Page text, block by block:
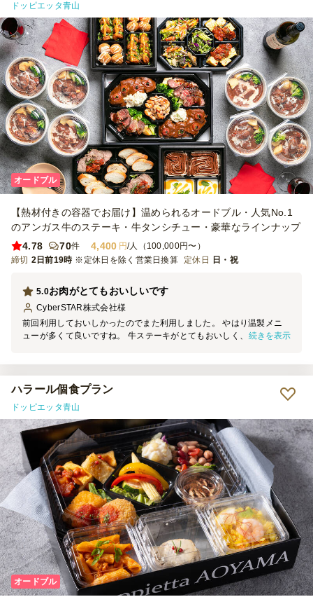
ドッピエッタ青山
オードブル
【熱材付きの容器でお届け】温められるオードブル・人気No.1
のアンガス牛のステーキ・牛タンシチュー・豪華なラインナップ
4.78
70件 4,400 円/人（100,000円〜）
締切 2日前19時 ※定休日を除く営業日換算 定休日 日・祝
お肉がとてもおいしいです
5.0
CyberSTAR株式会社様
前回利用しておいしかったのでまた利用しました。 やはり温製メニ
ューが多くて良いですね。 牛ステーキがとてもおいしく、参加者に
続きを表示
ハラール個食プラン
ドッピエッタ青山
オードブル